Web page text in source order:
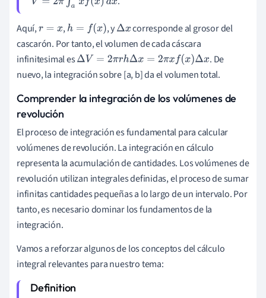
V= 2π abxf(x )dx
Aquí,r=x ,h=f(x ) , yΔx corresponde al grosor del
cascarón. Por tanto, el volumen de cada cáscara
infinitesimal esΔV=2 πr hΔx=2πxf(x )Δ x
. De
nuevo, la integración sobre [a, b] da el volumen total.
Comprender la integración de los volúmenes de
revolución
El proceso de integración es fundamental para calcular
volúmenes de revolución. La integración en cálculo
representa la acumulación de cantidades. Los volúmenes de
revolución utilizan integrales definidas, el proceso de sumar
infinitas cantidades pequeñas a lo largo de un intervalo. Por
tanto, es necesario dominar los fundamentos de la
integración.
Vamos a reforzar algunos de los conceptos del cálculo
integral relevantes para nuestro tema: